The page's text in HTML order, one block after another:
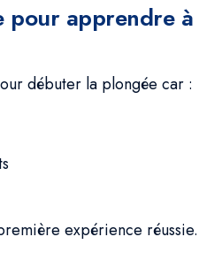
apprendre à
débuter la plongée car :
expérience réussie.